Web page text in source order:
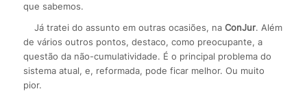
que sabemos.
Já tratei do assunto em outras ocasiões, na ConJur. Além
de vários outros pontos, destaco, como preocupante, a
questão da não-cumulatividade. É o principal problema do
sistema atual, e, reformada, pode ficar melhor. Ou muito
pior.